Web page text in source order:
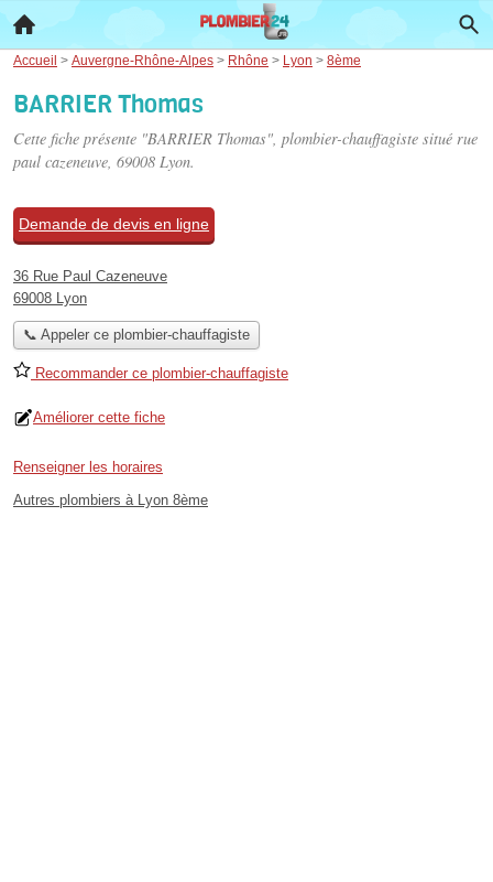
Accueil > Auvergne-Rhône-Alpes > Rhône > Lyon > 8ème
BARRIER Thomas
Cette fiche présente "BARRIER Thomas", plombier-chauffagiste situé rue
paul cazeneuve, 69008 Lyon.
Demande de devis en ligne
36 Rue Paul Cazeneuve
69008 Lyon
📞 Appeler ce plombier-chauffagiste
Recommander ce plombier-chauffagiste
Améliorer cette fiche
Renseigner les horaires
Autres plombiers à Lyon 8ème